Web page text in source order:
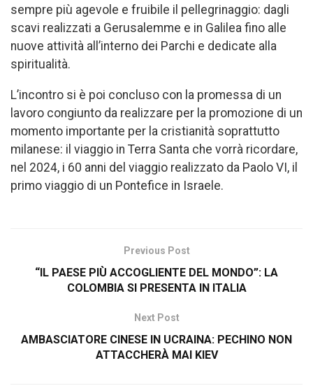
sempre più agevole e fruibile il pellegrinaggio: dagli
scavi realizzati a Gerusalemme e in Galilea fino alle
nuove attività all’interno dei Parchi e dedicate alla
spiritualità.
L’incontro si è poi concluso con la promessa di un
lavoro congiunto da realizzare per la promozione di un
momento importante per la cristianità soprattutto
milanese: il viaggio in Terra Santa che vorrà ricordare,
nel 2024, i 60 anni del viaggio realizzato da Paolo VI, il
primo viaggio di un Pontefice in Israele.
Previous Post
“IL PAESE PIÙ ACCOGLIENTE DEL MONDO”: LA
COLOMBIA SI PRESENTA IN ITALIA
Next Post
AMBASCIATORE CINESE IN UCRAINA: PECHINO NON
ATTACCHERÀ MAI KIEV